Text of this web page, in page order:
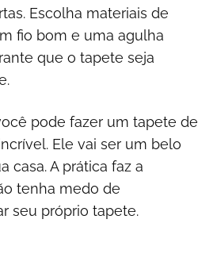
Escolha materiais de
fio bom e uma agulha
que o tapete seja
pode fazer um tapete de
Ele vai ser um belo
casa. A prática faz a
tenha medo de
seu próprio tapete.